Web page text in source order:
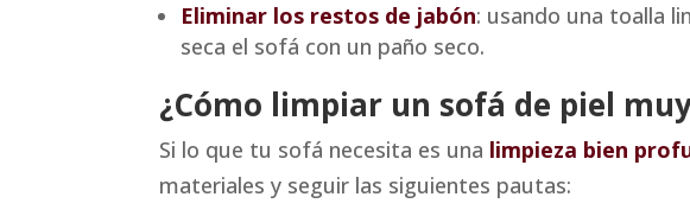
Eliminar los restos de jabón: usando una toalla
seca el sofá con un paño seco.
¿Cómo limpiar un sofá de piel
Si lo que tu sofá necesita es una limpieza bien
materiales y seguir las siguientes pautas: